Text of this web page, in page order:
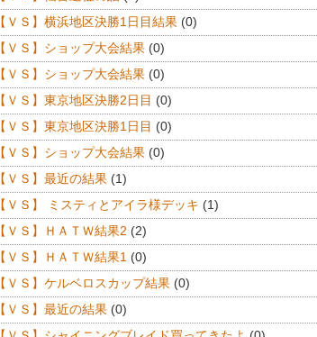
【ＶＳ】横浜地区決勝1日目結果 (0)
【ＶＳ】ショップ大会結果 (0)
【ＶＳ】ショップ大会結果 (0)
【ＶＳ】東京地区決勝2日目 (0)
【ＶＳ】東京地区決勝1日目 (0)
【ＶＳ】ショップ大会結果 (0)
【ＶＳ】最近の結果 (1)
【ＶＳ】 ミスティとアイラ様デッキ (1)
【ＶＳ】ＨＡＴＷ結果2 (2)
【ＶＳ】ＨＡＴＷ結果1 (0)
【ＶＳ】ケルベロスカップ結果 (0)
【ＶＳ】最近の結果 (0)